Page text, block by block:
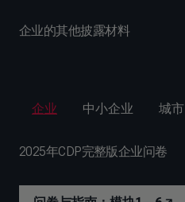
企业的其他披露材料
企业 中小企业 城市
2025年CDP完整版企业问卷